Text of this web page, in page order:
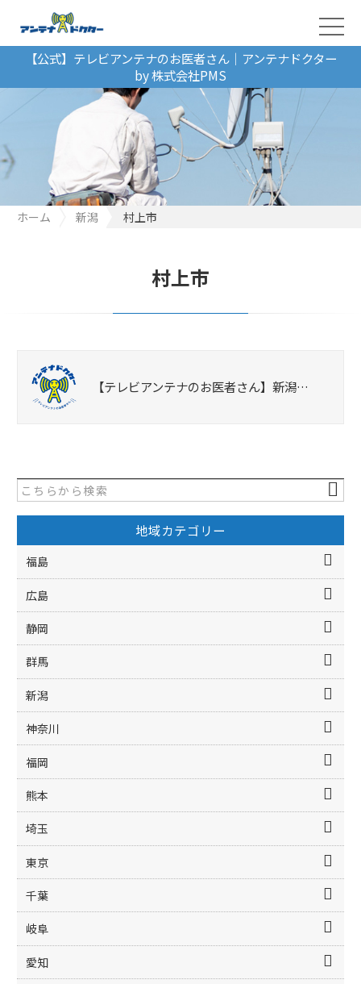
【公式】テレビアンテナのお医者さん｜アンテナドクター
by 株式会社PMS
ホーム 新潟 村上市
村上市
【テレビアンテナのお医者さん】新潟…
地域カテゴリー
福島
広島
静岡
群馬
新潟
神奈川
福岡
熊本
埼玉
東京
千葉
岐阜
愛知